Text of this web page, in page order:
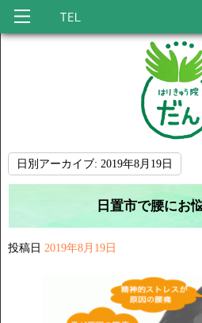
日別アーカイブ: 2019年8月19日
日置市で腰にお
投稿日 2019年8月19日